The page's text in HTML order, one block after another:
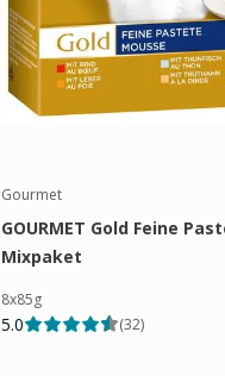
Gourmet
GOURMET Gold Feine
Mixpaket
8x85g
5.0 (32)